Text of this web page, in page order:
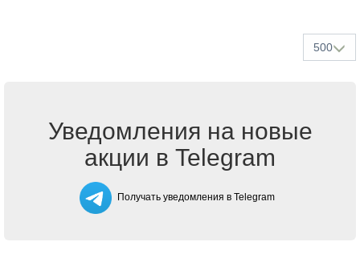
500
Уведомления на новые
акции в Telegram
Получать уведомления в Telegram